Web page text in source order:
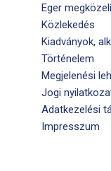
Eger
Közlekedés
Kiadványok,
Történelem
Megjelenési
Jogi
Adatkezelési
Impresszum